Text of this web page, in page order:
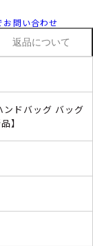
お問い合わせ
返品について
ンドバッグ バッグ
】